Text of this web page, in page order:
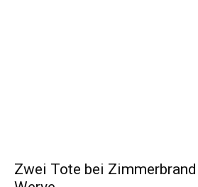
Zwei Tote bei